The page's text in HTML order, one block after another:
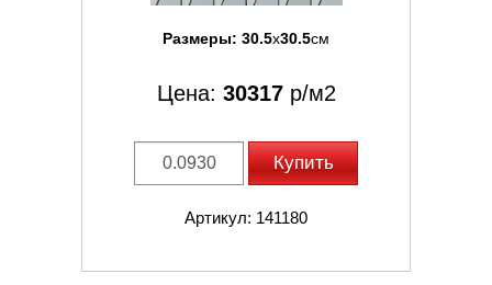
Размеры: 30.5x30.5см
Цена: 30317р/м2
Купить
Артикул: 141180